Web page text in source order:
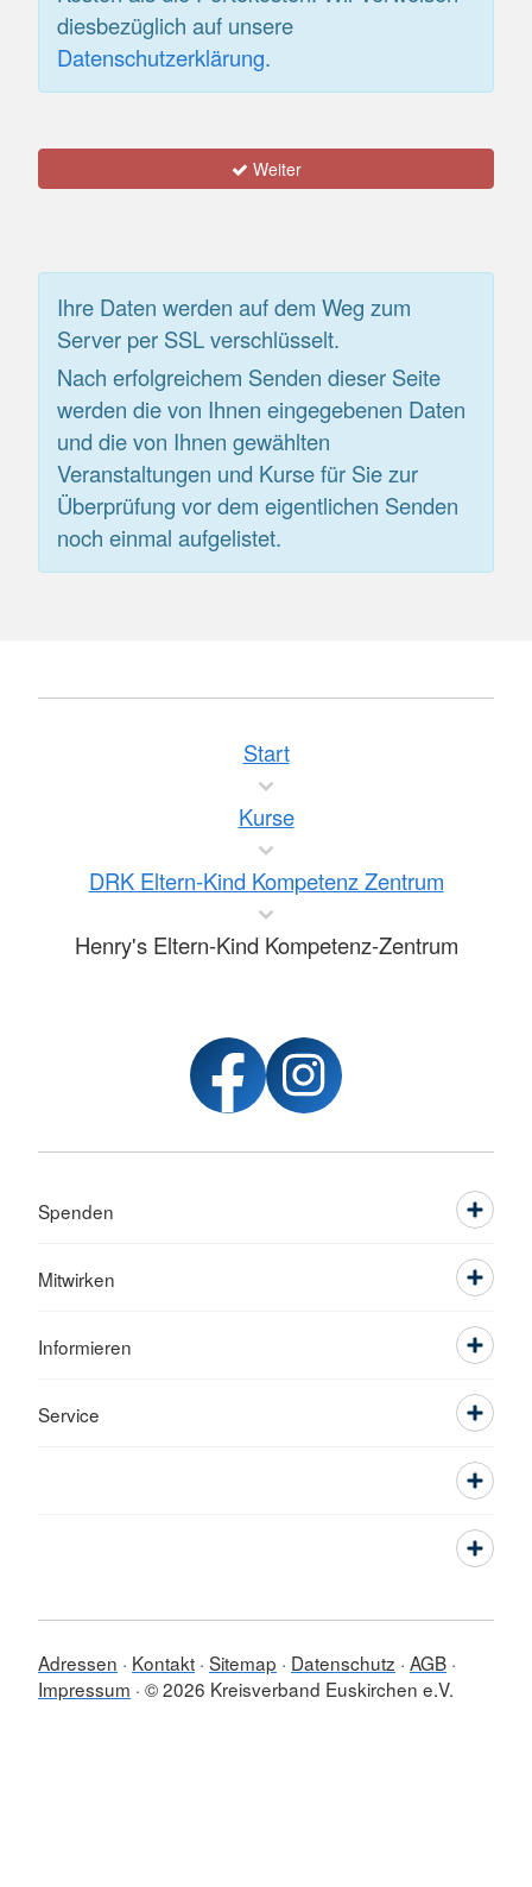
diesbezüglich auf unsere
Datenschutzerklärung.
Weiter
Ihre Daten werden auf dem Weg zum
Server per SSL verschlüsselt.
Nach erfolgreichem Senden dieser Seite
werden die von Ihnen eingegebenen Daten
und die von Ihnen gewählten
Veranstaltungen und Kurse für Sie zur
Überprüfung vor dem eigentlichen Senden
noch einmal aufgelistet.
Start
Kurse
DRK Eltern-Kind Kompetenz Zentrum
Henry's Eltern-Kind Kompetenz-Zentrum
Spenden
Mitwirken
Informieren
Service
Adressen Kontakt Sitemap Datenschutz AGB
Impressum © 2026 Kreisverband Euskirchen e.V.